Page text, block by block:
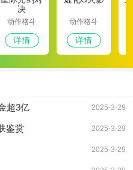
决
动作格斗
详情
动作格斗
详情
超3亿 2025-3-29
鉴赏 2025-3-29
2025-3-29